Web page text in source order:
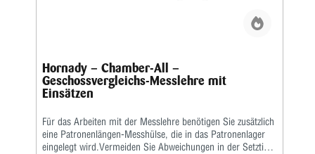
Hornady – Chamber-All –
Geschossvergleichs-Messlehre mit
Einsätzen
Für das Arbeiten mit der Messlehre benötigen Sie zusätzlich
eine Patronenlängen-Messhülse, die in das Patronenlager
eingelegt wird.Vermeiden Sie Abweichungen in der Setztiefe